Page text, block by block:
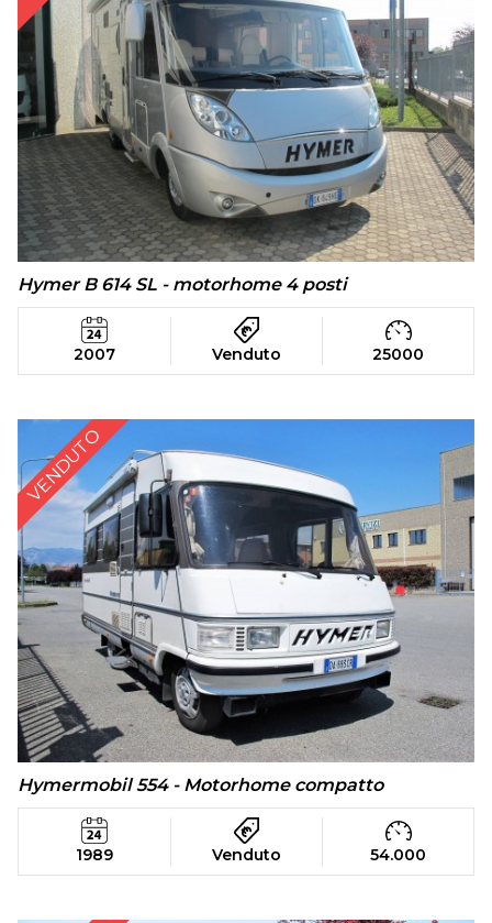
Hymer B 614 SL - motorhome 4 posti
2007 Venduto 25000
VENDUTO
Hymermobil 554 - Motorhome compatto
1989 Venduto 54.000